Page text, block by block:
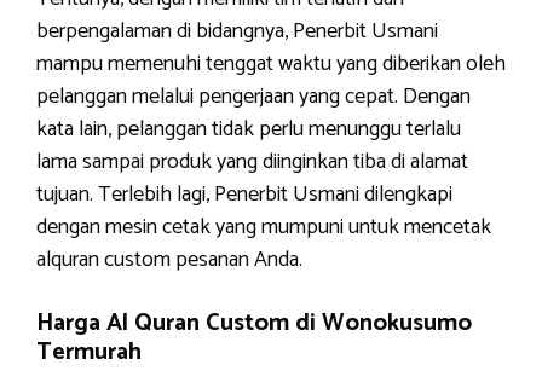
berpengalaman di bidangnya, Penerbit Usmani
mampu memenuhi tenggat waktu yang diberikan oleh
pelanggan melalui pengerjaan yang cepat. Dengan
kata lain, pelanggan tidak perlu menunggu terlalu
lama sampai produk yang diinginkan tiba di alamat
tujuan. Terlebih lagi, Penerbit Usmani dilengkapi
dengan mesin cetak yang mumpuni untuk mencetak
alquran custom pesanan Anda.
Harga Al Quran Custom di Wonokusumo
Termurah